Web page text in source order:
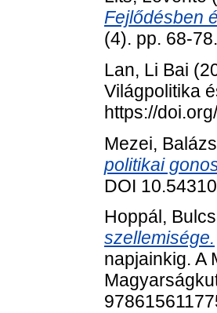
Fejlődésben
(4). pp. 68-
Lan, Li Bai
Világpolitika
https://
Mezei,
politikai
DOI
Hoppál,
szellemisége.
napjainkig. A